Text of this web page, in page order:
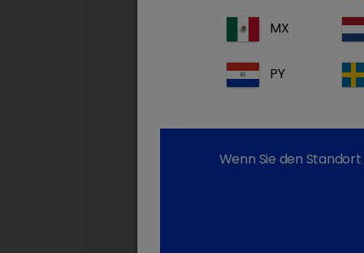
MX
PY
Wenn Sie den